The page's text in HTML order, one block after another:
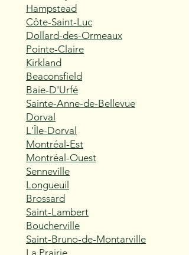
Hampstead
Côte-Saint-Luc
Dollard-des-Ormeaux
Pointe-Claire
Kirkland
Beaconsfield
Baie-D'Urfé
Sainte-Anne-de-Bellevue
Dorval
L'Île-Dorval
Montréal-Est
Montréal-Ouest
Senneville
Longueuil
Brossard
Saint-Lambert
Boucherville
Saint-Bruno-de-Montarville
La Prairie